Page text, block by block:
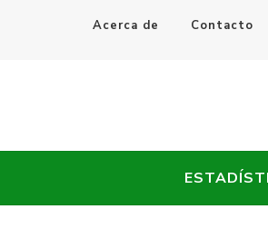
Acerca de Contacto
Every Fútbol